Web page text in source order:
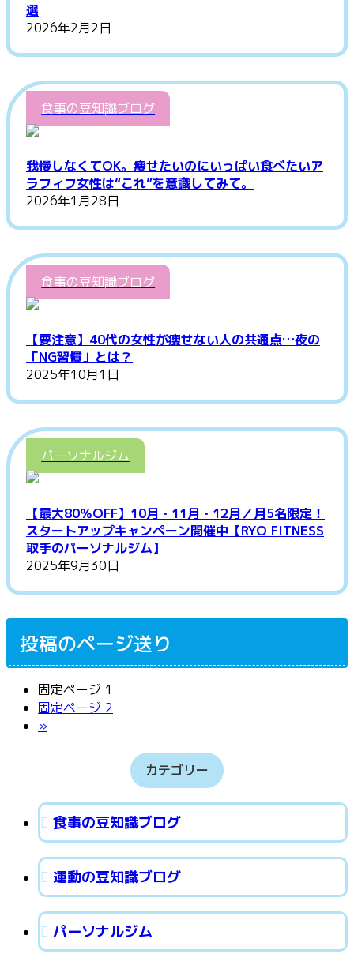
選
2026年2月2日
食事の豆知識ブログ
我慢しなくてOK。痩せたいのにいっぱい食べたいア
ラフィフ女性は“これ”を意識してみて。
2026年1月28日
食事の豆知識ブログ
【要注意】40代の女性が痩せない人の共通点…夜の
「NG習慣」とは？
2025年10月1日
パーソナルジム
【最大80％OFF】10月・11月・12月／月5名限定！
スタートアップキャンペーン開催中【RYO FITNESS
取手のパーソナルジム】
2025年9月30日
投稿のページ送り
固定ページ 1
固定ページ 2
»
カテゴリー
食事の豆知識ブログ
運動の豆知識ブログ
パーソナルジム